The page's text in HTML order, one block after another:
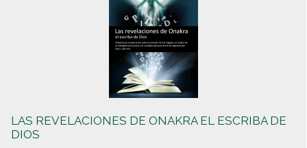
LAS REVELACIONES DE ONAKRA EL ESCRIBA DE
DIOS